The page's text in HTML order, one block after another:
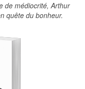
de médiocrité, Arthur
quête du bonheur.